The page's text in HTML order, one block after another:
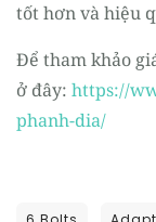
tốt hơn và hiệu
Để tham khảo
ở đây: https://
phanh-dia/